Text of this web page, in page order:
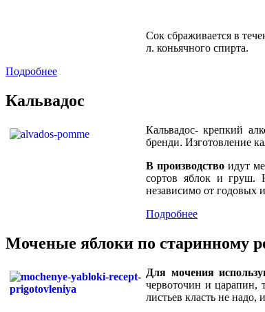
Сок сбраживается в
л. коньячного спирта.
Подробнее
Кальвадос
Кальвадос- крепкий
бренди. Изготовление
В производствоидут
сортов яблок и груш.
независимо от годовых
Подробнее
Моченые яблоки по старинному
Для мочения
червоточин и
листьев класть не надо,